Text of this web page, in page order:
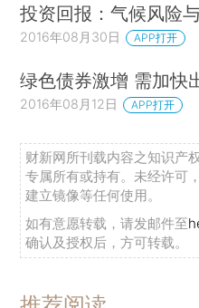
投资回报：气候风险
2016年08月30日 APP打开
绿色债券激增 需加快
2016年08月12日 APP打开
财新网所刊载内容之知识产
专属所有或持有。未经许可
建立镜像等任何使用。
如有意愿转载，请发邮件至
确认及授权后，方可转载。